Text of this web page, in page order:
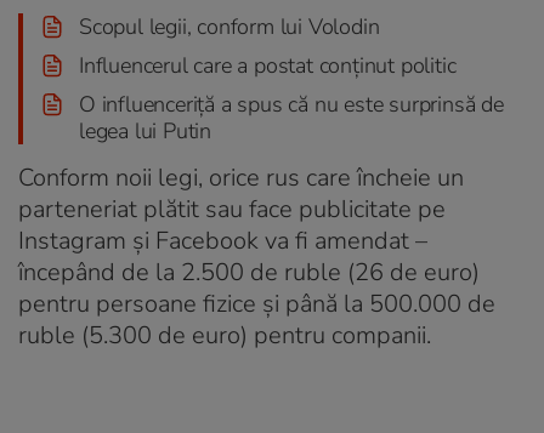
Scopul legii, conform lui Volodin
Influencerul care a postat conținut politic
O influenceriță a spus că nu este surprinsă de
legea lui Putin
Conform noii legi, orice rus care încheie un
parteneriat plătit sau face publicitate pe
Instagram și Facebook va fi amendat –
începând de la 2.500 de ruble (26 de euro)
pentru persoane fizice și până la 500.000 de
ruble (5.300 de euro) pentru companii.